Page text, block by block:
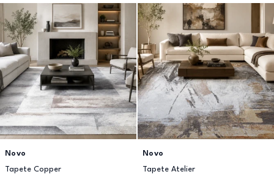
Novo
Tapete Copper
Novo
Tapete Atelier